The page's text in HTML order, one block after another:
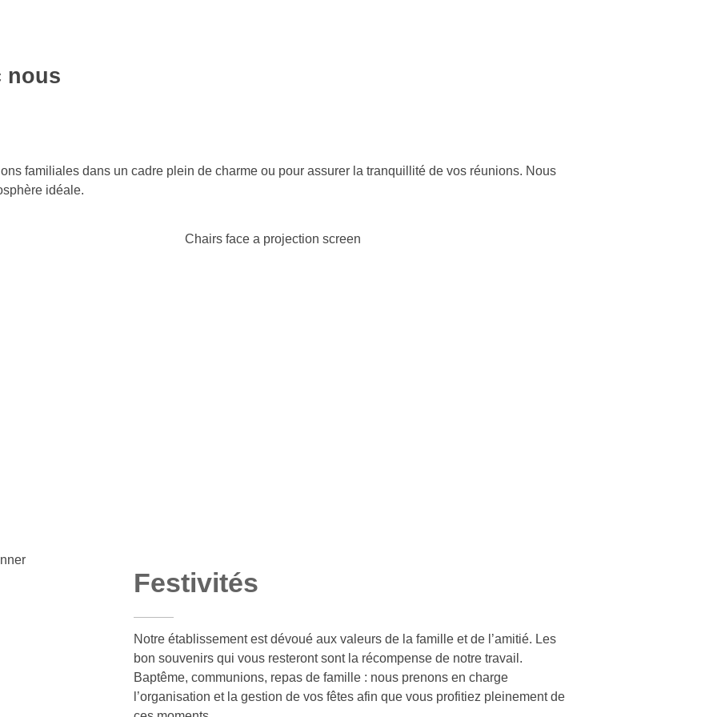
nous
familiales dans un cadre plein de charme ou pour assurer la tranquillité de vos réunions. Nous
idéale.
Festivités
Notre établissement est dévoué aux valeurs de la famille et de l’amitié. Les
bon souvenirs qui vous resteront sont la récompense de notre travail.
Baptême, communions, repas de famille : nous prenons en charge
l’organisation et la gestion de vos fêtes afin que vous profitiez pleinement de